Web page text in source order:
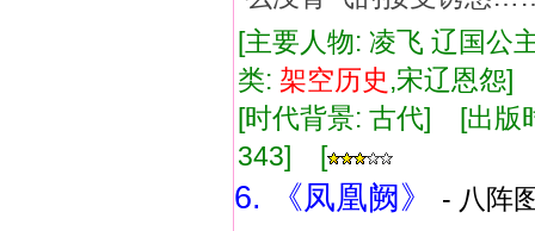
[主要人物: 凌飞 辽国
类: 架空历史,宋辽恩
[时代背景: 古代] [出
343] [
6. 《凤凰阙》
- 八阵